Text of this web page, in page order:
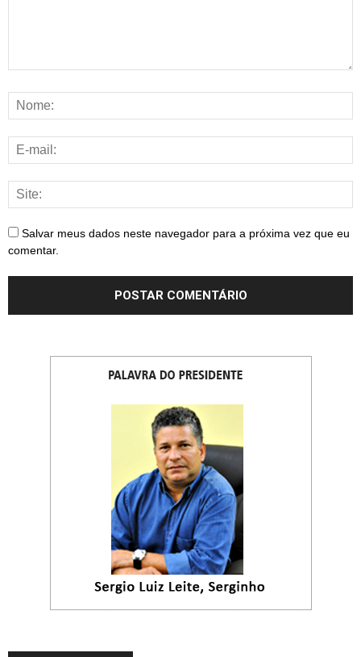
Salvar meus dados neste navegador para a próxima vez que eu
comentar.